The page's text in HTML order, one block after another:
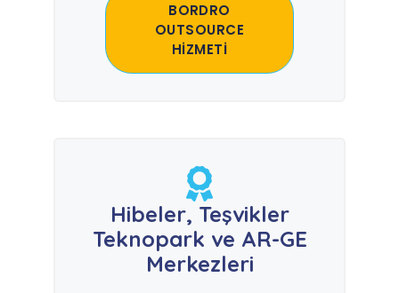
BORDRO
OUTSOURCE
HİZMETİ
Hibeler, Teşvikler
Teknopark ve AR-GE
Merkezleri